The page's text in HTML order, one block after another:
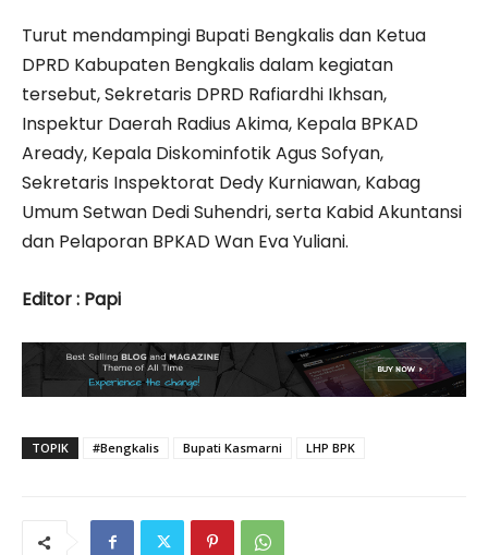
Turut mendampingi Bupati Bengkalis dan Ketua
DPRD Kabupaten Bengkalis dalam kegiatan
tersebut, Sekretaris DPRD Rafiardhi Ikhsan,
Inspektur Daerah Radius Akima, Kepala BPKAD
Aready, Kepala Diskominfotik Agus Sofyan,
Sekretaris Inspektorat Dedy Kurniawan, Kabag
Umum Setwan Dedi Suhendri, serta Kabid Akuntansi
dan Pelaporan BPKAD Wan Eva Yuliani.
Editor : Papi
TOPIK #Bengkalis Bupati Kasmarni LHP BPK